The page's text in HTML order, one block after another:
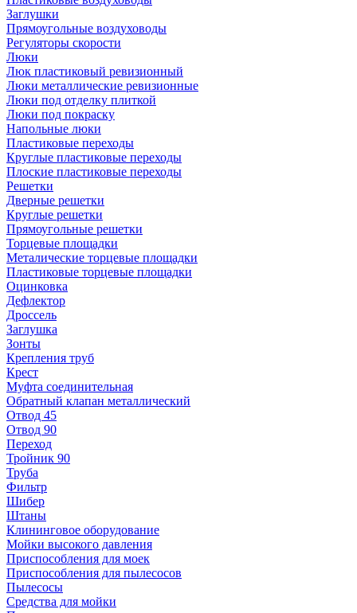
Заглушки
Прямоугольные воздуховоды
Регуляторы скорости
Люки
Люк пластиковый ревизионный
Люки металлические ревизионные
Люки под отделку плиткой
Люки под покраску
Напольные люки
Пластиковые переходы
Круглые пластиковые переходы
Плоские пластиковые переходы
Решетки
Дверные решетки
Круглые решетки
Прямоугольные решетки
Торцевые площадки
Металические торцевые площадки
Пластиковые торцевые площадки
Оцинковка
Дефлектор
Дроссель
Заглушка
Зонты
Крепления труб
Крест
Муфта соединительная
Обратный клапан металлический
Отвод 45
Отвод 90
Переход
Тройник 90
Труба
Фильтр
Шибер
Штаны
Клининговое оборудование
Мойки высокого давления
Приспособления для моек
Приспособления для пылесосов
Пылесосы
Средства для мойки